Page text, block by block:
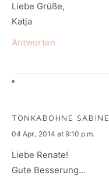
Liebe Grüße,
Katja
Antworten
TONKABOHNE SABINE
says:
04 Apr., 2014 at 9:10 p.m.
Liebe Renate!
Gute Besserung…